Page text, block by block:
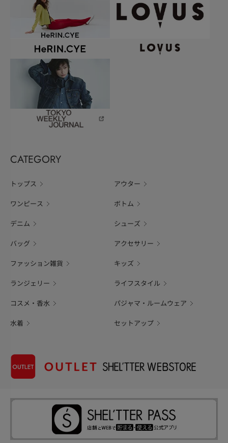
CATEGORY
トップス アウター
ワンピース ボトム
デニム シューズ
バッグ アクセサリー
ファッション雑貨 キッズ
ランジェリー ライフスタイル
コスメ・香水 パジャマ・ルームウェア
水着 セットアップ